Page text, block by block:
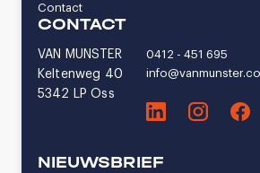
Contact
CONTACT
VAN MUNSTER
Keltenweg 40
5342 LP Oss
0412 - 451 695
NIEUWSBRIEF